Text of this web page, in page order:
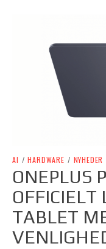
AI / HARDWARE / NYHEDER
ONEPLUS
OFFICIELT
TABLET